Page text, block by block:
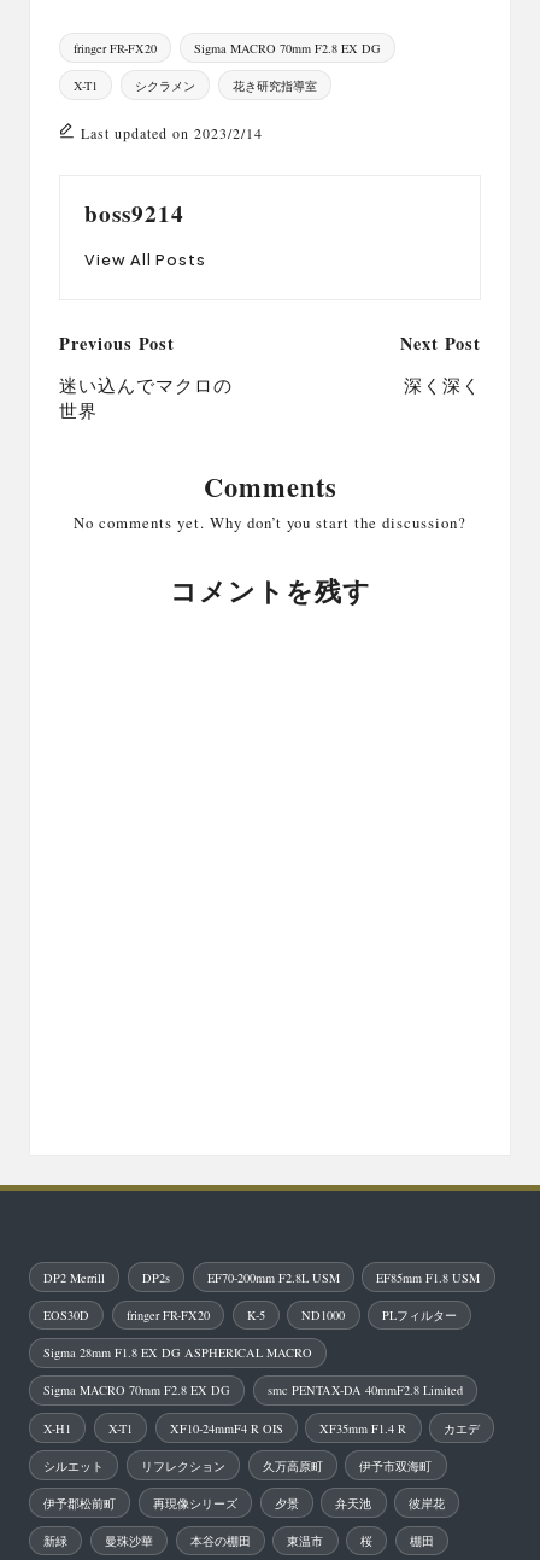
Tags:
fringer FR-FX20 Sigma MACRO 70mm F2.8 EX DG
X-T1 シクラメン 花き研究指導室
Last updated on 2023/2/14
boss9214
View All Posts
Post
navigation
Previous Post
迷い込んでマクロの
世界
Next Post
深く深く
Comments
No comments yet. Why don’t you start the discussion?
コメントを残す
DP2 Merrill DP2s EF70-200mm F2.8L USM EF85mm F1.8 USM
EOS30D fringer FR-FX20 K-5 ND1000 PLフィルター
Sigma 28mm F1.8 EX DG ASPHERICAL MACRO
Sigma MACRO 70mm F2.8 EX DG smc PENTAX-DA 40mmF2.8 Limited
X-H1 X-T1 XF10-24mmF4 R OIS XF35mm F1.4 R カエデ
シルエット リフレクション 久万高原町 伊予市双海町
伊予郡松前町 再現像シリーズ 夕景 弁天池 彼岸花
新緑 曼珠沙華 本谷の棚田 東温市 桜 棚田